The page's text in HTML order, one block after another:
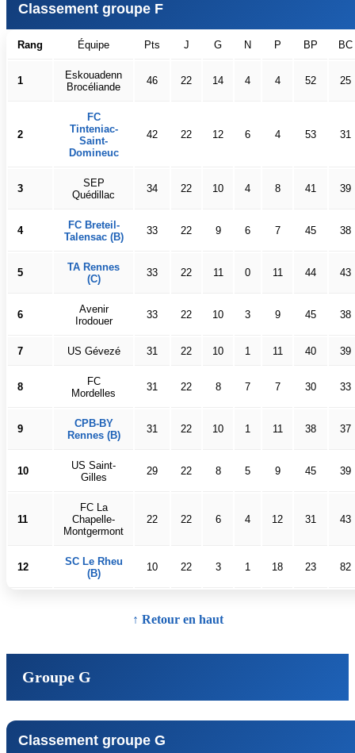
Classement groupe F
Rang Équipe Pts J G N P BP BC
1
Eskouadenn
Brocéliande
46 22 14 4 4 52 25
2
FC
Tinteniac-
Saint-
Domineuc
42 22 12 6 4 53 31
3
SEP
Quédillac
34 22 10 4 8 41 39
4
FC Breteil-
Talensac (B)
33 22 9 6 7 45 38
5
TA Rennes
(C)
33 22 11 0 11 44 43
6
Avenir
Irodouer
33 22 10 3 9 45 38
7 US Gévezé 31 22 10 1 11 40 39
8
FC
Mordelles
31 22 8 7 7 30 33
9
CPB-BY
Rennes (B)
31 22 10 1 11 38 37
10
US Saint-
Gilles
29 22 8 5 9 45 39
11
FC La
Chapelle-
Montgermont
22 22 6 4 12 31 43
12
SC Le Rheu
(B)
10 22 3 1 18 23 82
↑ Retour en haut
Groupe G
Classement groupe G